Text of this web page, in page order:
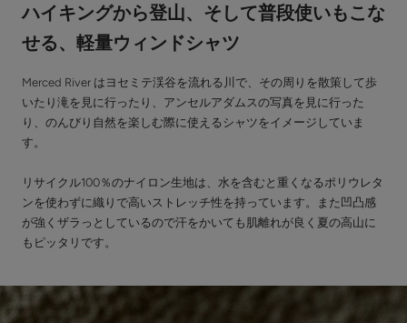
ハイキングから登山、そして普段使いもこな
せる、 軽量ウィンドシャツ
Merced River はヨセミテ渓谷を流れる川で、その周りを散策して歩
いたり滝を見に行ったり、アンセルアダムスの写真を見に行った
り、のんびり自然を楽しむ際に使えるシャツをイメージしていま
す。
リサイクル100％のナイロン生地は、水を含むと重くなるポリウレタ
ンを使わずに織りで高いストレッチ性を持っています。また凹凸感
が強くザラっとしているので汗をかいても肌離れが良く夏の高山に
もピッタリです。